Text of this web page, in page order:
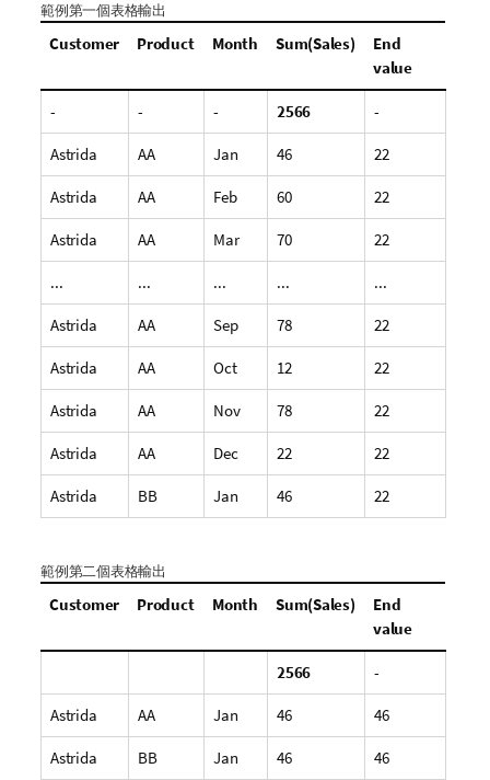
範例第一個表格輸出
Customer Product Month Sum(Sales)
End
value
- - - 2566 -
Astrida AA Jan 46 22
Astrida AA Feb 60 22
Astrida AA Mar 70 22
... ... ... ... ...
Astrida AA Sep 78 22
Astrida AA Oct 12 22
Astrida AA Nov 78 22
Astrida AA Dec 22 22
Astrida BB Jan 46 22
範例第二個表格輸出
Customer Product Month Sum(Sales)
End
value
2566 -
Astrida AA Jan 46 46
Astrida BB Jan 46 46